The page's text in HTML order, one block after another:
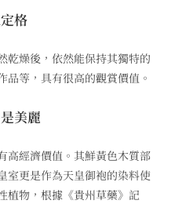
格
乾燥後，依然能保持其獨特的
品等，具有很高的觀賞價值。
美麗
高經濟價值。其鮮黃色木質部
室更是作為天皇御袍的染料使
植物，根據《貴州草藥》記